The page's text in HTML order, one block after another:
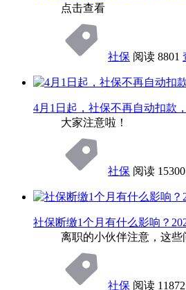
点击查看
社保 阅读 8801
4月1日起，社保不再自动扣款
大家注意啦！
社保 阅读 15300
社保断缴1个月有什么影响？
离职的小伙伴注意，这
社保 阅读 11872